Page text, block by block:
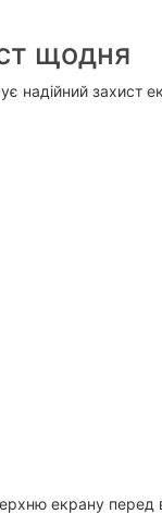
щодня
захист
екрану